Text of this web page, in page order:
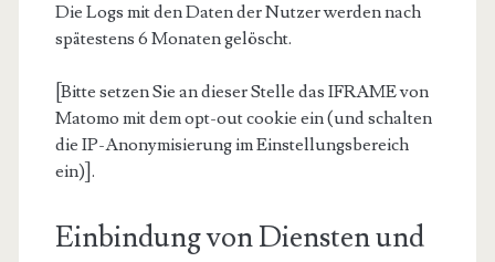
Die Logs mit den Daten der Nutzer werden nach
spätestens 6 Monaten gelöscht.
[Bitte setzen Sie an dieser Stelle das IFRAME von
Matomo mit dem opt-out cookie ein (und schalten
die IP-Anonymisierung im Einstellungsbereich
ein)].
Einbindung von Diensten und